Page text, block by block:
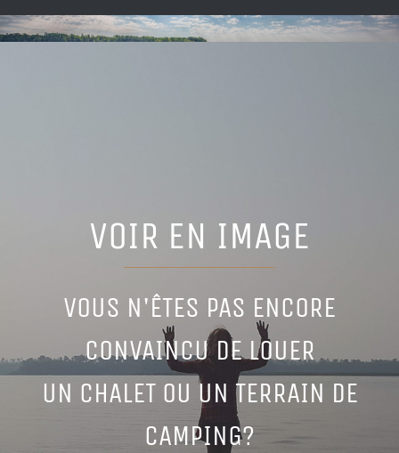
VOIR EN IMAGE
VOUS N'ÊTES PAS ENCORE
CONVAINCU DE LOUER
UN CHALET OU UN TERRAIN DE
CAMPING?